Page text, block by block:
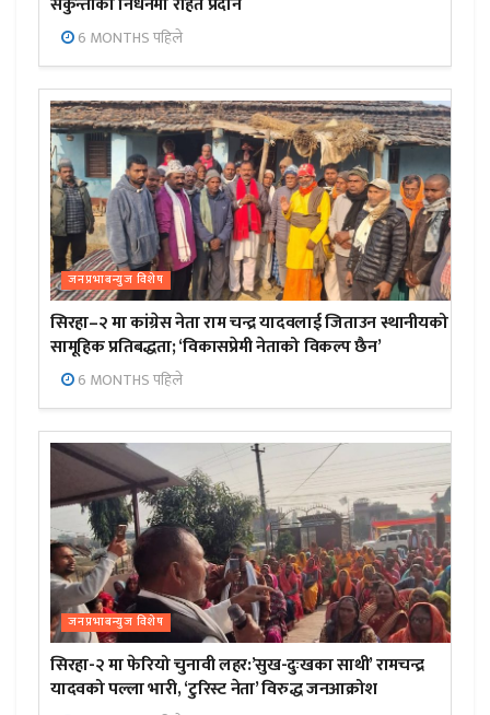
6 MONTHS पहिले
जनप्रभाबन्युज विशेष
सिरहा–२ मा कांग्रेस नेता राम चन्द्र यादवलाई जिताउन स्थानीयको
सामूहिक प्रतिबद्धता; ‘विकासप्रेमी नेताको विकल्प छैन’
6 MONTHS पहिले
जनप्रभाबन्युज विशेष
सिरहा-२ मा फेरियो चुनावी लहर:’सुख-दुःखका साथी’ रामचन्द्र
यादवको पल्ला भारी, ‘टुरिस्ट नेता’ विरुद्ध जनआक्रोश